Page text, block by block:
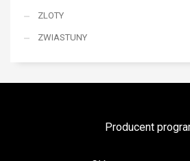
ZLOTY
ZWIASTUNY
Producent